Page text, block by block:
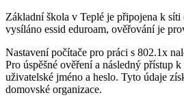
Základní škola v Teplé je připojena k síti
vysíláno essid eduroam, ověřování je
Nastavení počítače pro práci s 802.1x
Pro úspěšné ověření a následný přístup
uživatelské jméno a heslo. Tyto údaje
domovské organizace.